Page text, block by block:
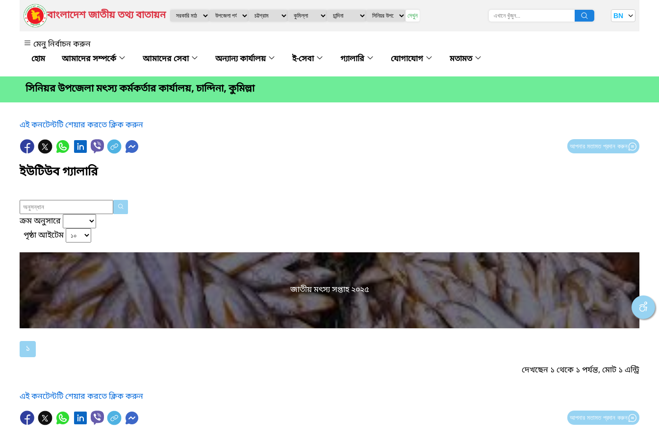
বাংলাদেশ জাতীয় তথ্য বাতায়ন দেখুন BN
মেনু নির্বাচন করুন
আমাদের সম্পর্কে
আমাদের সেবা অন্যান্য কার্যালয় ই-সেবা গ্যালারি যোগাযোগ মতামত
সিনিয়র উপজেলা মৎস্য কর্মকর্তার কার্যালয়, চান্দিনা, কুমিল্লা
এই কনটেন্টটি শেয়ার করতে ক্লিক করুন
আপনার মতামত প্রদান করুন
ইউটিউব গ্যালারি
ক্রম অনুসারে
পৃষ্ঠা আইটেম
জাতীয় মৎস্য সপ্তাহ ২০২৫
১
দেখছেন ১ থেকে ১ পর্যন্ত, মোট ১ এন্ট্রি
এই কনটেন্টটি শেয়ার করতে ক্লিক করুন
আপনার মতামত প্রদান করুন